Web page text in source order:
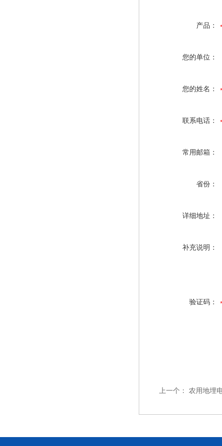
产品：
您的单位：
您的姓名：
联系电话：
常用邮箱：
省份：
详细地址：
补充说明：
验证码：
上一个： 农用地埋